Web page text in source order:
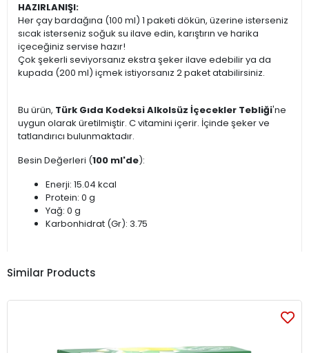
HAZIRLANIŞI:
Her çay bardağına (100 ml) 1 paketi dökün, üzerine isterseniz
sıcak isterseniz soğuk su ilave edin, karıştırın ve harika
içeceğiniz servise hazır!
Çok şekerli seviyorsanız ekstra şeker ilave edebilir ya da
kupada (200 ml) içmek istiyorsanız 2 paket atabilirsiniz.
Bu ürün, Türk Gıda Kodeksi Alkolsüz İçecekler Tebliği'ne
uygun olarak üretilmiştir. C vitamini içerir. İçinde şeker ve
tatlandırıcı bulunmaktadır.
Besin Değerleri (100 ml'de):
Enerji: 15.04 kcal
Protein: 0 g
Yağ: 0 g
Karbonhidrat (Gr): 3.75
Similar Products